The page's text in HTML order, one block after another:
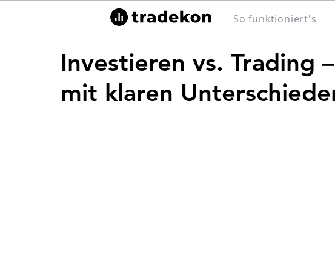
So funktioniert's
Investieren vs. Trading
mit klaren